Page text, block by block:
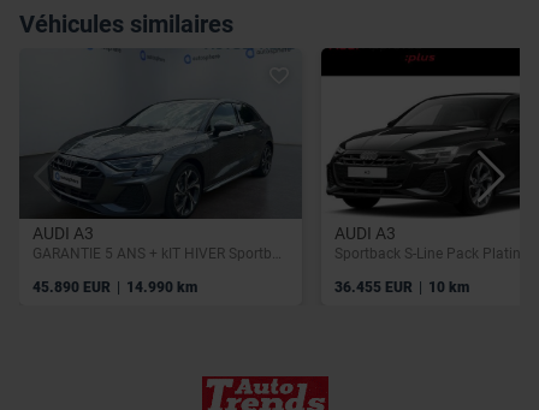
utilisation de leurs services.
Véhicules similaires
AUDI A3
GARANTIE 5 ANS + kIT HIVER Sportback S-Line int/ext | 40 TFSI e | Camera | GPS | Sieges av chauff | SONOS
45.890 EUR | 14.990 km
AUDI A3
36.455 EUR | 10 km